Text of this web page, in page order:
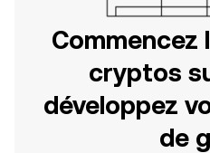
Commencez
cryptos
développez
de